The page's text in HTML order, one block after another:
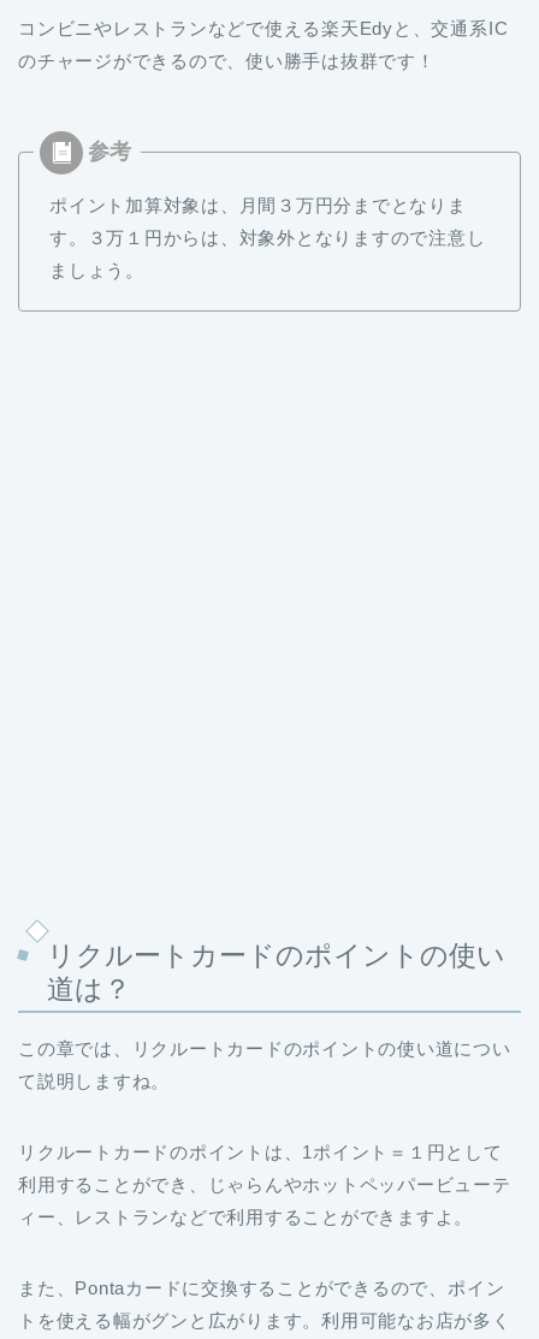
コンビニやレストランなどで使える楽天Edyと、交通系IC
のチャージができるので、使い勝手は抜群です！
ポイント加算対象は、月間３万円分までとなりま
す。３万１円からは、対象外となりますので注意し
ましょう。
リクルートカードのポイントの使い
道は？
この章では、リクルートカードのポイントの使い道につい
て説明しますね。
リクルートカードのポイントは、1ポイント＝１円として
利用することができ、じゃらんやホットペッパービューテ
ィー、レストランなどで利用することができますよ。
また、Pontaカードに交換することができるので、ポイン
トを使える幅がグンと広がります。利用可能なお店が多く